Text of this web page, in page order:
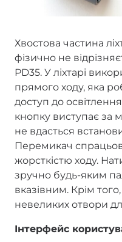
Хвостова частина
фізично не
PD35. У ліхтарі
прямого ходу, яка
доступ до
кнопку виступає за
не вдасться
Перемикач
жорсткістю ходу.
зручно будь-яким
вказівним. Крім
невеликих отвори
Інтерфейс